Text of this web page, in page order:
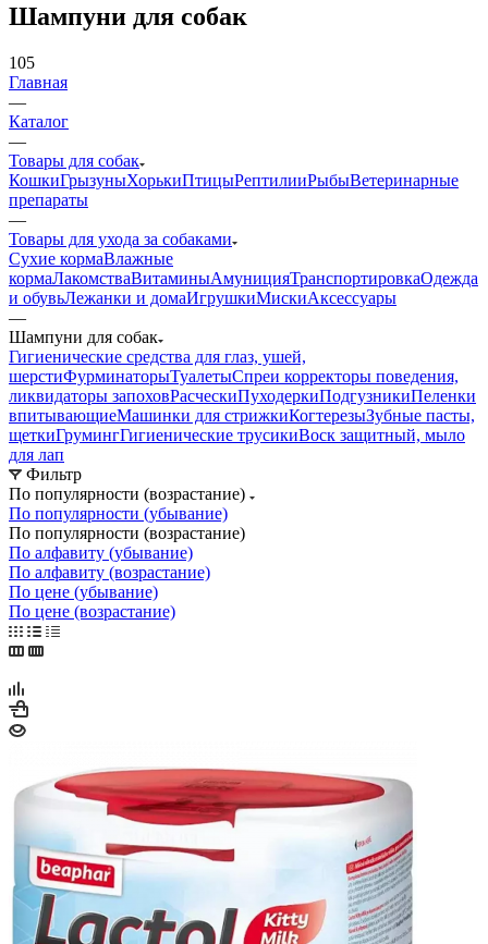
Шампуни для собак
105
Главная
—
Каталог
—
Товары для собак
КошкиГрызуныХорькиПтицыРептилииРыбыВетеринарные
препараты
—
Товары для ухода за собаками
Сухие кормаВлажные
кормаЛакомстваВитаминыАмуницияТранспортировкаОдежда
и обувьЛежанки и домаИгрушкиМискиАксессуары
—
Шампуни для собак
Гигиенические средства для глаз, ушей,
шерстиФурминаторыТуалетыСпреи корректоры поведения,
ликвидаторы запоховРасческиПуходеркиПодгузникиПеленки
впитывающиеМашинки для стрижкиКогтерезыЗубные пасты,
щеткиГрумингГигиенические трусикиВоск защитный, мыло
для лап
Фильтр
По популярности (возрастание)
По популярности (убывание)
По популярности (возрастание)
По алфавиту (убывание)
По алфавиту (возрастание)
По цене (убывание)
По цене (возрастание)